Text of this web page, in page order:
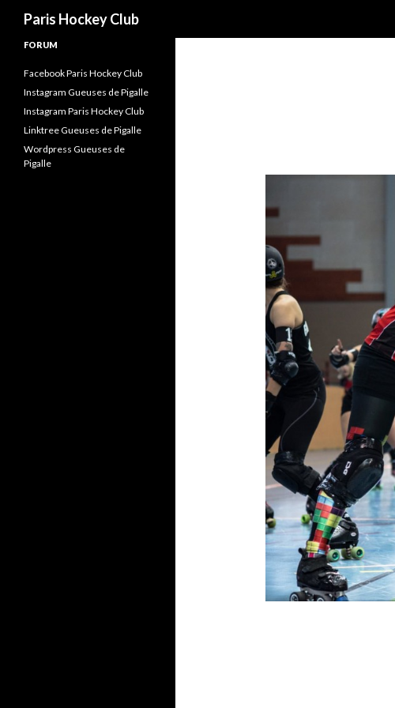
Paris Hockey Club
FORUM
Facebook Paris Hockey Club
Instagram Gueuses de Pigalle
Instagram Paris Hockey Club
Linktree Gueuses de Pigalle
Wordpress Gueuses de
Pigalle